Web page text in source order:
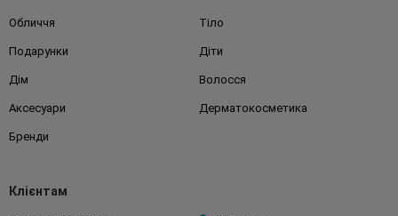
Обличчя Тіло
Подарунки Діти
Дім Волосся
Аксесуари Дерматокосметика
Бренди
Клієнтам